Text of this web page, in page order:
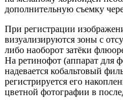
дополнительную съемку
При регистрации
визуализируются зоны с
либо наоборот затёки
На ретинофот (аппарат для
надевается кобальтовый
регистрируется его
цветной фотографии в